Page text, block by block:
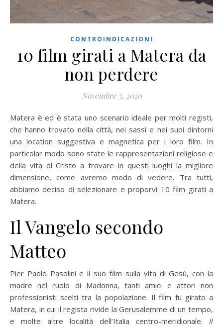
CONTROINDICAZIONI
10 film girati a Matera da
non perdere
Novembre 3, 2020
Matera è ed è stata uno scenario ideale per molti registi,
che hanno trovato nella città, nei sassi e nei suoi dintorni
una location suggestiva e magnetica per i loro film. In
particolar modo sono state le rappresentazioni religiose e
della vita di Cristo a trovare in questi luoghi la migliore
dimensione, come avremo modo di vedere. Tra tutti,
abbiamo deciso di selezionare e proporvi 10 film girati a
Matera.
Il Vangelo secondo
Matteo
Pier Paolo Pasolini e il suo film sulla vita di Gesù, con la
madre nel ruolo di Madonna, tanti amici e attori non
professionisti scelti tra la popolazione. Il film fu girato a
Matera, in cui il regista rivide la Gerusalemme di un tempo,
e molte altre località dell’Italia centro-meridionale. Il